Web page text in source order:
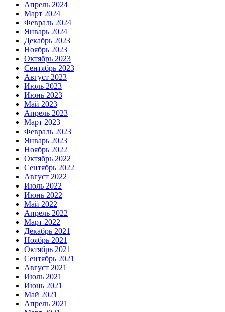
Апрель 2024
Март 2024
Февраль 2024
Январь 2024
Декабрь 2023
Ноябрь 2023
Октябрь 2023
Сентябрь 2023
Август 2023
Июль 2023
Июнь 2023
Май 2023
Апрель 2023
Март 2023
Февраль 2023
Январь 2023
Ноябрь 2022
Октябрь 2022
Сентябрь 2022
Август 2022
Июль 2022
Июнь 2022
Май 2022
Апрель 2022
Март 2022
Декабрь 2021
Ноябрь 2021
Октябрь 2021
Сентябрь 2021
Август 2021
Июль 2021
Июнь 2021
Май 2021
Апрель 2021